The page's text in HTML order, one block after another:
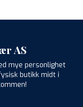
AS
mye personlighet
butikk midt i